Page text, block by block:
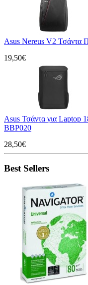
Asus Nereus V2 Τσάντα
19,50€
Asus Τσάντα για
BBP020
28,50€
Best Sellers